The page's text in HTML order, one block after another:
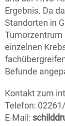
Ergebnis. Da
Standorten in
Tumorzentrum
einzelnen
Befunde
Kontakt zum
Telefon:
E-Mail: